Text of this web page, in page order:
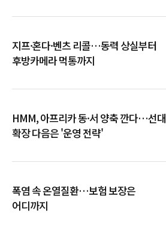
지프·혼다·벤츠 리콜…동력 상실부터
후방카메라 먹통까지
HMM, 아프리카 동·서 양축 깐다…선대
확장 다음은 '운영 전략'
폭염 속 온열질환…보험 보장은
어디까지